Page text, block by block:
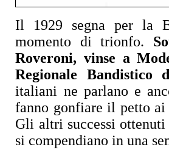
Il 1929 segna per la
momento di trionfo.
Roveroni, vinse a
Regionale Bandistico
italiani ne parlano e
fanno gonfiare il petto
Gli altri successi
si compendiano in una